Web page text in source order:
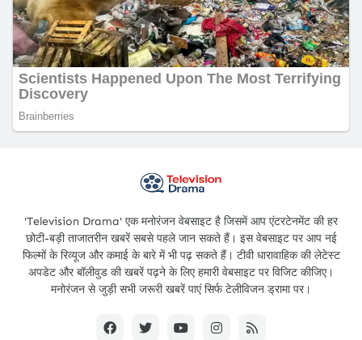
'Television Drama' एक मनोरंजन वेबसाइट है जिसमें आप एंटरटेनमेंट की हर
छोटी-बड़ी ताजातरीन खबरें सबसे पहले जान सकते हैं। इस वेबसाइट पर आप नई
फिल्मों के रिव्यूज और कमाई के बारे में भी पढ़ सकते हैं। टीवी धारावाहिक की लेटेस्ट
अपडेट और बॉलीवुड की खबरें पढ़ने के लिए हमारी वेबसाइट पर विजिट कीजिए।
मनोरंजन से जुड़ी सभी जरूरी खबरें पाएं सिर्फ टेलीविजन ड्रामा पर।